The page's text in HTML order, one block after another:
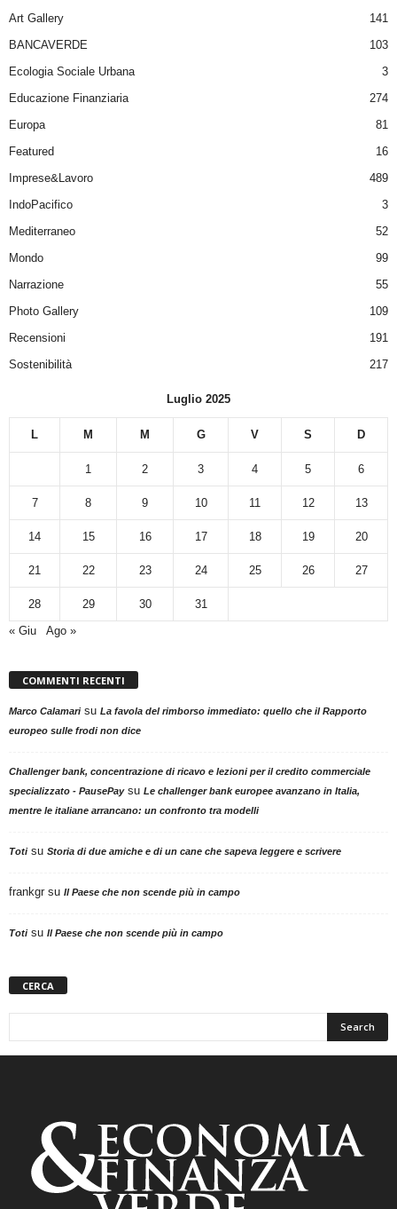
Art Gallery
141
BANCAVERDE
103
Ecologia Sociale Urbana
3
Educazione Finanziaria
274
Europa
81
Featured
16
Imprese&Lavoro
489
IndoPacifico
3
Mediterraneo
52
Mondo
99
Narrazione
55
Photo Gallery
109
Recensioni
191
Sostenibilità
217
Luglio 2025
L M M G V S D
1 2 3 4 5 6
7 8 9 10 11 12 13
14 15 16 17 18 19 20
21 22 23 24 25 26 27
28 29 30
31
« Giu
Ago »
COMMENTI RECENTI
Marco Calamarisu La favola del rimborso immediato: quello che il Rapporto
europeo sulle frodi non dice
Challenger bank, concentrazione di ricavo e lezioni per il credito commerciale
specializzato - PausePaysu Le challenger bank europee avanzano in Italia,
mentre le italiane arrancano: un confronto tra modelli
Totisu Storia di due amiche e di un cane che sapeva leggere e scrivere
frankgr su Il Paese che non scende più in campo
Totisu Il Paese che non scende più in campo
CERCA